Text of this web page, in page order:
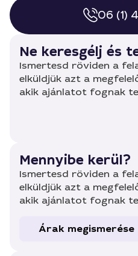
06 (1)
Ne keresgélj és
Ismertesd röviden a
elküldjük azt a
akik ajánlatot fognak
Mennyibe kerül?
Ismertesd röviden a
elküldjük azt a
akik ajánlatot fognak
Árak megismerése